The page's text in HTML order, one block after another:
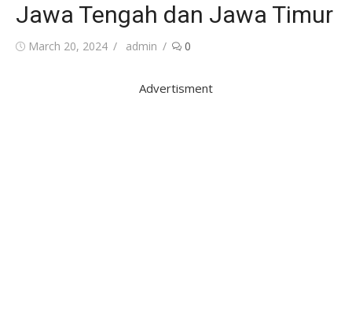
Jawa Tengah dan Jawa Timur
Posted
March 20, 2024 Author
admin 0
Advertisment